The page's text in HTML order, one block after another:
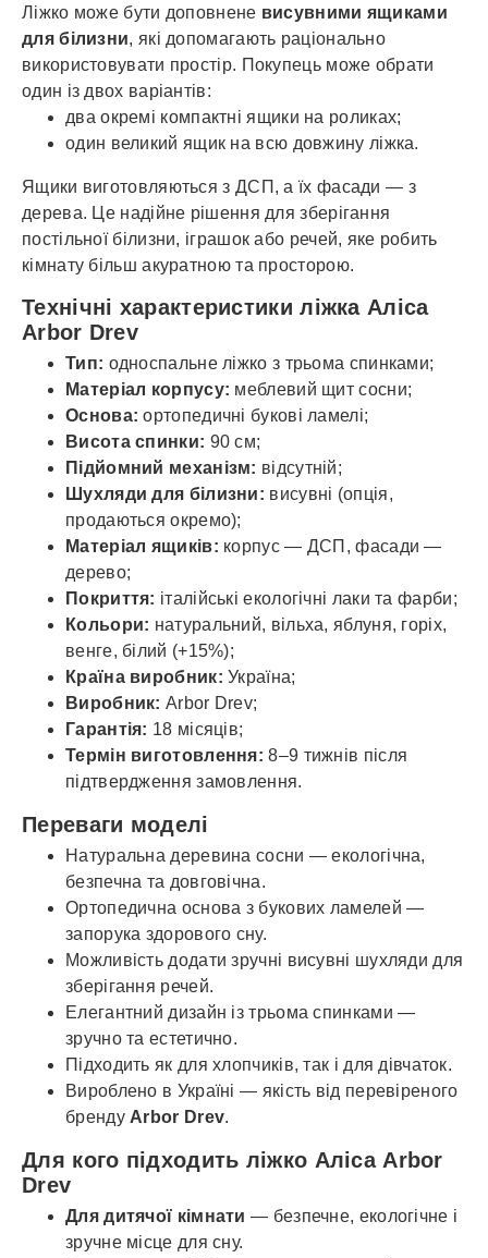
Ліжко може бути доповнене висувними ящиками
для білизни, які допомагають раціонально
використовувати простір. Покупець може обрати
один із двох варіантів:
два окремі компактні ящики на роликах;
один великий ящик на всю довжину ліжка.
Ящики виготовляються з ДСП, а їх фасади — з
дерева. Це надійне рішення для зберігання
постільної білизни, іграшок або речей, яке робить
кімнату більш акуратною та просторою.
Технічні характеристики ліжка Аліса
Arbor Drev
Тип: односпальне ліжко з трьома спинками;
Матеріал корпусу: меблевий щит сосни;
Основа: ортопедичні букові ламелі;
Висота спинки: 90 см;
Підйомний механізм: відсутній;
Шухляди для білизни: висувні (опція,
продаються окремо);
Матеріал ящиків: корпус — ДСП, фасади —
дерево;
Покриття: італійські екологічні лаки та фарби;
Кольори: натуральний, вільха, яблуня, горіх,
венге, білий (+15%);
Країна виробник: Україна;
Виробник: Arbor Drev;
Гарантія: 18 місяців;
Термін виготовлення: 8–9 тижнів після
підтвердження замовлення.
Переваги моделі
Натуральна деревина сосни — екологічна,
безпечна та довговічна.
Ортопедична основа з букових ламелей —
запорука здорового сну.
Можливість додати зручні висувні шухляди для
зберігання речей.
Елегантний дизайн із трьома спинками —
зручно та естетично.
Підходить як для хлопчиків, так і для дівчаток.
Вироблено в Україні — якість від перевіреного
бренду Arbor Drev.
Для кого підходить ліжко Аліса Arbor
Drev
Для дитячої кімнати — безпечне, екологічне і
зручне місце для сну.